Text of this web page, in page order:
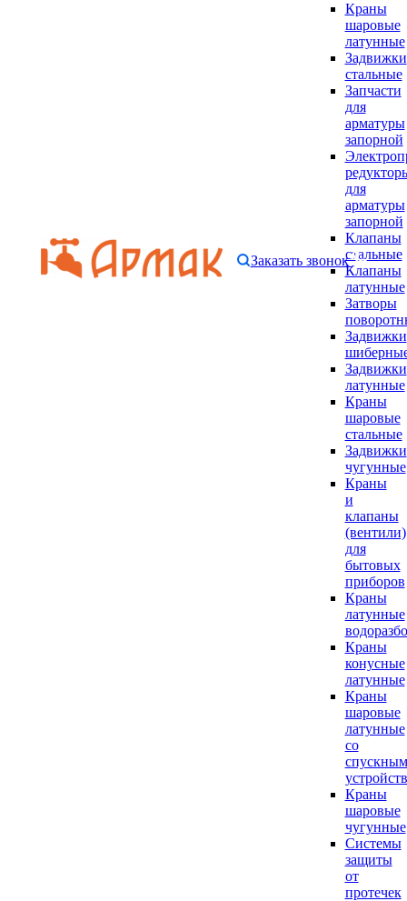
Краны
шаровые
латунные
Задвижки
стальные
Запчасти
для
арматуры
запорной
для
арматуры
запорной
Клапаны
стальные
Клапаны
латунные
Затворы
Задвижки
Задвижки
латунные
Краны
шаровые
стальные
Задвижки
чугунные
Краны
и
клапаны
(вентили)
для
бытовых
приборов
Краны
латунные
Краны
конусные
латунные
Краны
шаровые
латунные
со
спускным
Краны
шаровые
чугунные
Системы
защиты
от
протечек
Заказать звонок